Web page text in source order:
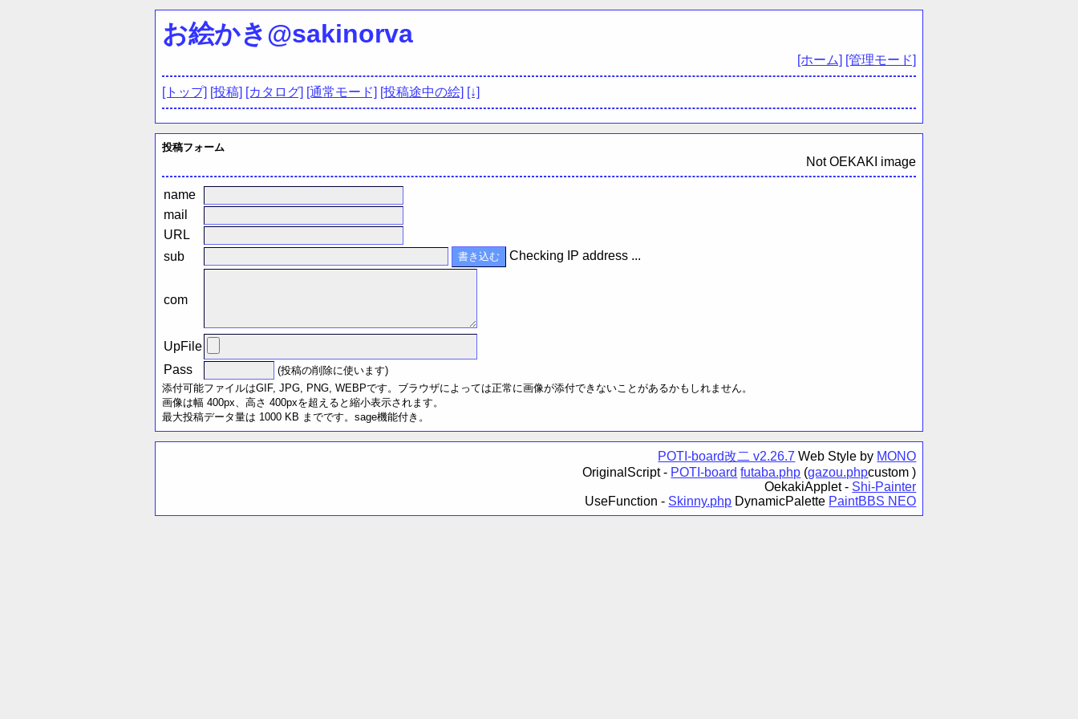
お絵かき@sakinorva
[ホーム] [管理モード]
[トップ] [投稿] [カタログ] [通常モード] [投稿途中の絵] [↓]
投稿フォーム
Not OEKAKI image
name
mail
URL
sub
Checking IP address ...
com
UpFile
Pass
(投稿の削除に使います)
添付可能ファイルはGIF, JPG, PNG, WEBPです。ブラウザによっては正常に画像が添付できないことがあるかもしれません。
画像は幅 400px、高さ 400pxを超えると縮小表示されます。
最大投稿データ量は 1000 KB までです。sage機能付き。
POTI-board改二 v2.26.7 Web Style by MONO
OriginalScript - POTI-board futaba.php (gazou.phpcustom )
OekakiApplet - Shi-Painter
UseFunction - Skinny.php DynamicPalette PaintBBS NEO